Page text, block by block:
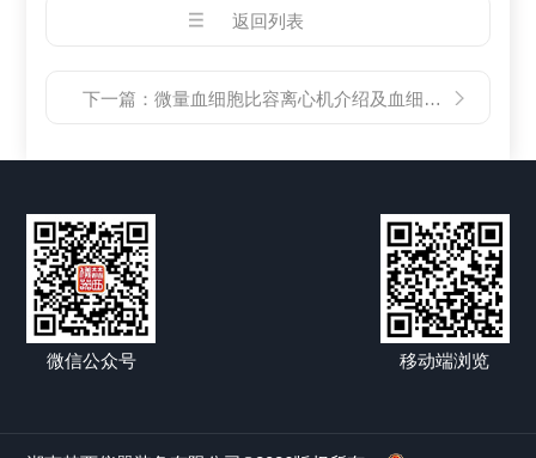
返回列表
下一篇：微量血细胞比容离心机介绍及血细胞比容的测定操作方法
微信公众号 移动端浏览